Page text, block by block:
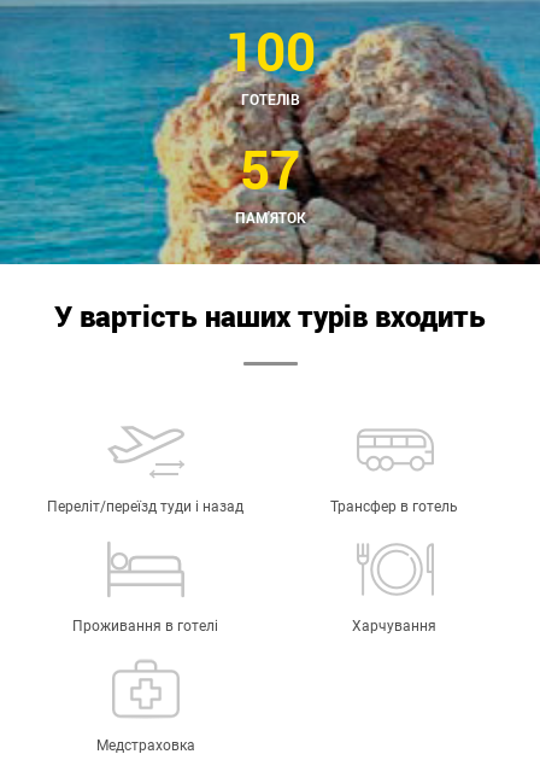
100
ГОТЕЛІВ
57
ПАМ'ЯТОК
У вартість наших турів входить
Переліт/переїзд туди і назад Трансфер в готель
Проживання в готелі Харчування
Медстраховка